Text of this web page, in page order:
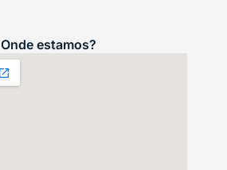
Onde estamos?